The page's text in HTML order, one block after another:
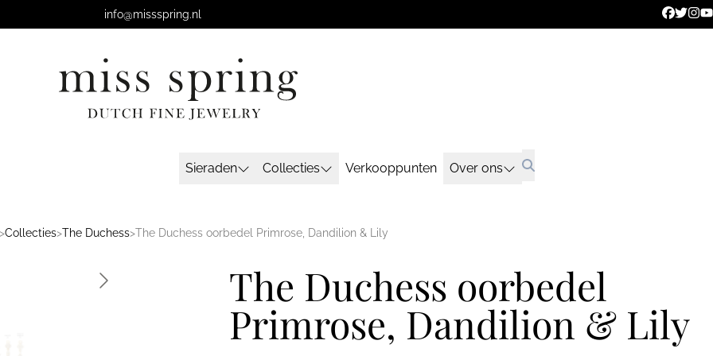
info@missspring.nl
Sieraden Collecties Verkooppunten Over ons
>Collecties>The Duchess>The Duchess oorbedel Primrose, Dandilion & Lily
The Duchess oorbedel
Primrose, Dandilion & Lily